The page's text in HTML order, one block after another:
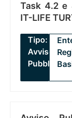
Task 4.2 e
IT-LIFE
Tipo:
Avviso
Pubblico